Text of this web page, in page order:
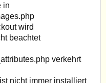
in
wird
beachtet
verkehrt
nicht immer installiert